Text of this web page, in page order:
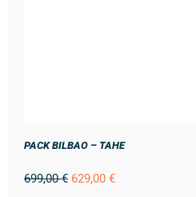
PACK BILBAO – TAHE
699,00€ 629,00 €